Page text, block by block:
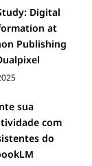
Digital
at
Publishing
sua
com
do